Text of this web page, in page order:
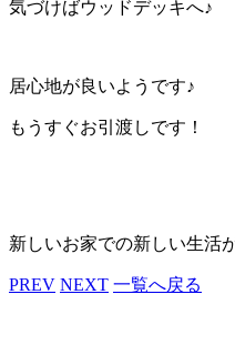
気づけばウッドデッキへ♪
居心地が良いようです♪
もうすぐお引渡しです！
新しいお家での新しい生活
PREV NEXT 一覧へ戻る